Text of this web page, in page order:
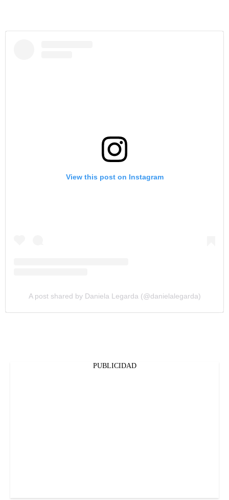
View this post on Instagram
A post shared by Daniela Legarda (@danielalegarda)
PUBLICIDAD